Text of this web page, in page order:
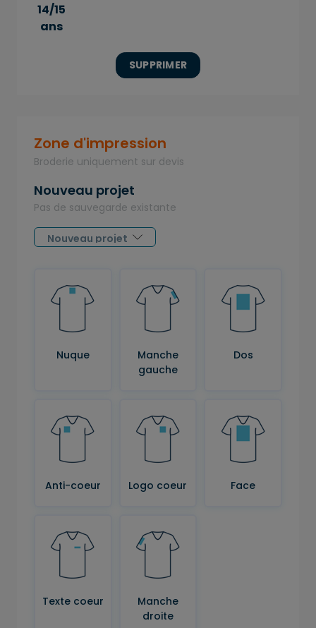
14/15
ans
SUPPRIMER
Zone d'impression
Broderie uniquement sur devis
Nouveau projet
Pas de sauvegarde existante
Nuque
Manche
gauche
Dos
Anti-coeur Logo coeur Face
Texte coeur
Manche
droite